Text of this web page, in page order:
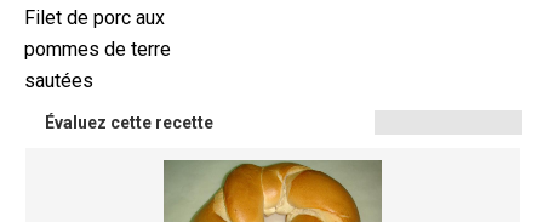
Filet de porc aux
pommes de terre
sautées
Évaluez cette recette